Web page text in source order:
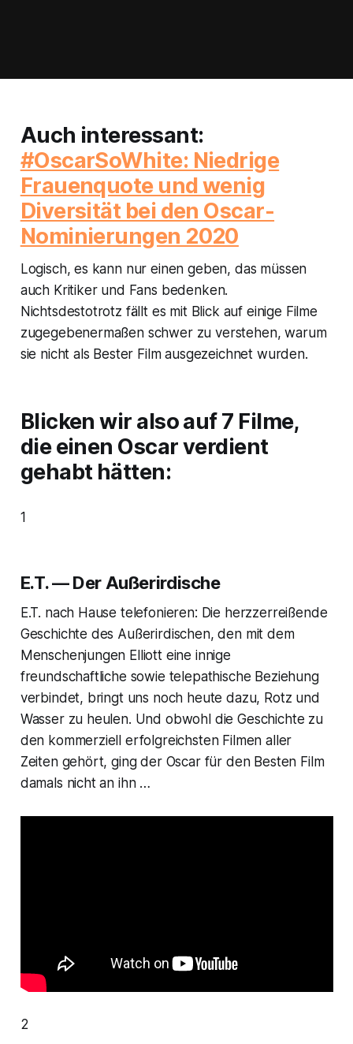
Auch interessant:
#OscarSoWhite: Niedrige
Frauenquote und wenig
Diversität bei den Oscar-
Nominierungen 2020
Logisch, es kann nur einen geben, das müssen
auch Kritiker und Fans bedenken.
Nichtsdestotrotz fällt es mit Blick auf einige Filme
zugegebenermaßen schwer zu verstehen, warum
sie nicht als Bester Filmausgezeichnet wurden.
Blicken wir also auf 7 Filme,
die einen Oscarverdient
gehabt hätten:
1
E.T. — Der Außerirdische
E.T. nach Hause telefonieren: Die herzzerreißende
Geschichte des Außerirdischen, den mit dem
Menschenjungen Elliott eine innige
freundschaftliche sowie telepathische Beziehung
verbindet, bringt uns noch heute dazu, Rotz und
Wasser zu heulen. Und obwohl die Geschichte zu
den kommerziell erfolgreichsten Filmen aller
Zeiten gehört, ging der Oscarfür denBesten Film
damals nicht an ihn …
2